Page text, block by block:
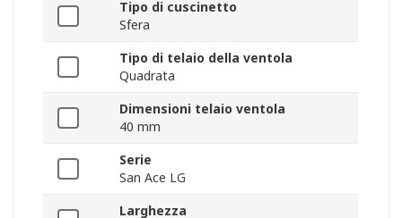
Tipo di cuscinetto
Sfera
Tipo di telaio della ventola
Quadrata
Dimensioni telaio ventola
40 mm
Serie
San Ace LG
Larghezza